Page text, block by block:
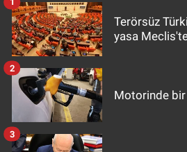
Terörsüz
yasa
Motorinde
2
3